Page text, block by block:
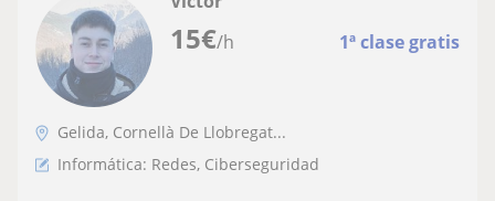
15€/h 1ª clase gratis
Gelida, Cornellà De Llobregat...
Informática: Redes, Ciberseguridad